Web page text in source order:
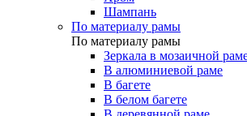
Шампань
По материалу рамы
По материалу рамы
Зеркала в мозаичной
В алюминиевой раме
В багете
В белом багете